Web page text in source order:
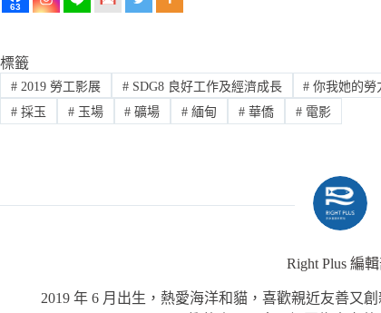
63
標籤
#2019 勞工影展 #SDG8 良好工作及經濟成長 # 你我她的勞
#採玉 #玉場 # 礦場 # 緬甸 # 華僑 #電影
Right Plus 編
2019 年 6 月出生，熱愛海洋和貓，喜歡親近友善又